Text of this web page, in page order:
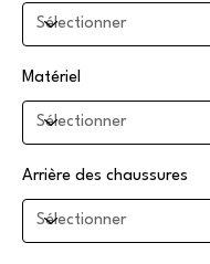
Matériel
Arrière des chaussures